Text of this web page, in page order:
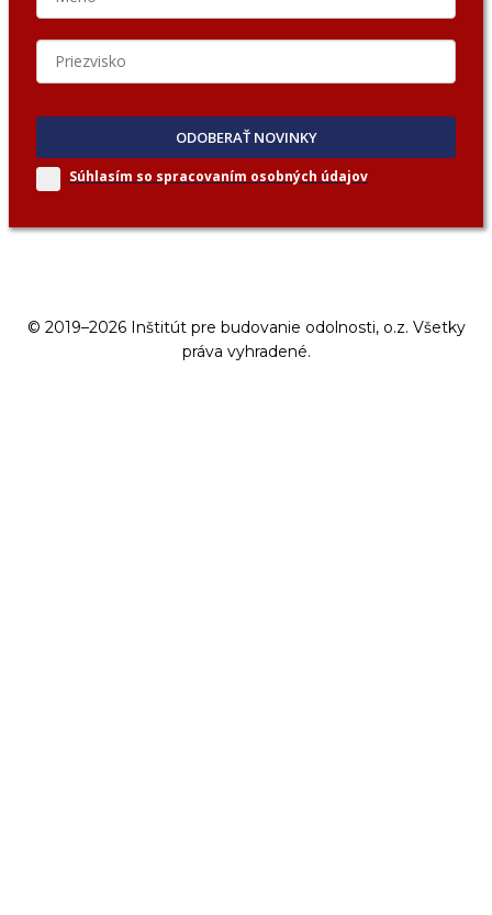
ODOBERAŤ NOVINKY
Súhlasím so spracovaním osobných údajov
© 2019–2026 Inštitút pre budovanie odolnosti, o.z. Všetky
práva vyhradené.